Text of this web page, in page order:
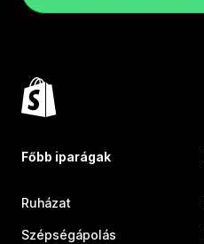
Főbb iparágak
Ruházat
Szépségápolás